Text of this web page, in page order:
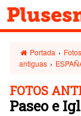
Portada › Fotos
antiguas ›
FOTOS
Paseo e